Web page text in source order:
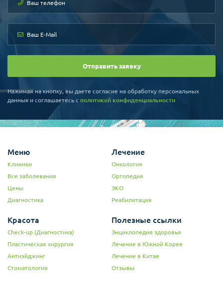
Отправить заявку
Нажимая на кнопку, вы даете согласие на обработку персональных
данных и соглашаетесь c политикой конфиденциальности
Меню
Клиники
Все заболевания
Цены
Диагностика
Лечение
Онкология
Ортопедия
ЭКО
Реабилитация
Красота
Check-up (Диагностика)
Пластическая хирургия
Антиэйджинг
Стоматология
Полезные ссылки
Энциклопедия здоровья
Лечение в Южной Корее
Лечение в Китае
Отзывы